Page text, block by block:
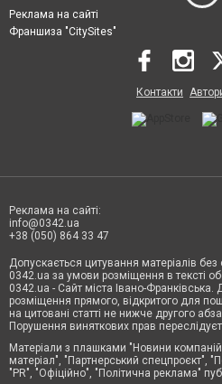
Реклама на сайті
Франшиза "CitySites"
Контакти
Реклама на сайті:
info@0342.ua
+38 (050) 864 33 47
Допускається цитування матеріалів
0342.ua за умови розміщення в тексті
0342.ua - Сайт міста Івано-
розміщення прямого, відкритого для
на цитовані статті не нижче другого
Порушення виняткових прав
Матеріали з плашками "Новини
матеріал", "Партнерський спецпроєкт",
"PR", "Офіційно", "Політична реклама"